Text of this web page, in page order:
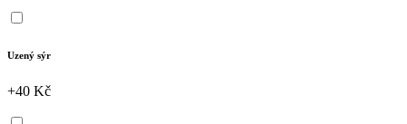
Uzený sýr
+40 Kč